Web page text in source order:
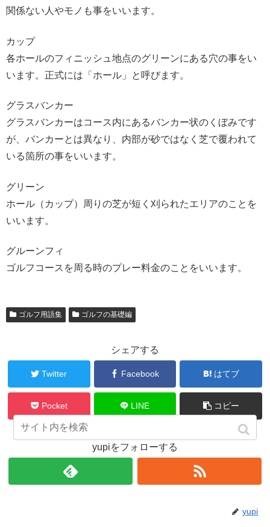
関係ない人やモノも事をいいます。
カップ
各ホールのフィニッシュ地点のグリーンにある穴の事をい
います。正式には「ホール」と呼びます。
グラスバンカー
グラスバンカーはコース内にあるバンカー状のくぼみです
が、バンカーとは異なり、内部が砂ではなく芝で覆われて
いる箇所の事をいいます。
グリーン
ホール（カップ）周りの芝が短く刈られたエリアのことを
いいます。
グルーンフィ
ゴルフコースを周る時のプレー料金のことをいいます。
ゴルフ用語集 ゴルフの基礎編
シェアする
Twitter Facebook はてブ
Pocket LINE コピー
yupiをフォローする
yupi